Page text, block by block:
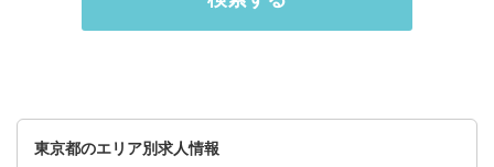
東京都のエリア別求人情報